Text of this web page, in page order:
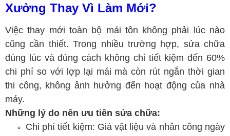
Xưởng Thay Vì Làm Mới?
Việc thay mới toàn bộ mái tôn không phải lúc nào
cũng cần thiết. Trong nhiều trường hợp, sửa chữa
đúng lúc và đúng cách không chỉ tiết kiệm đến 60%
chi phí so với lợp lại mái mà còn rút ngắn thời gian
thi công, không ảnh hưởng đến hoạt động của nhà
máy.
Những lý do nên ưu tiên sửa chữa:
Chi phí tiết kiệm: Giá vật liệu và nhân công ngày